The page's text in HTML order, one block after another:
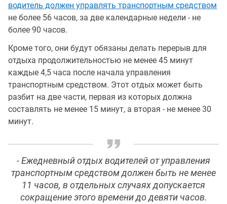
водитель должен управлять транспортным средством
не более 56 часов, за две календарные недели - не
более 90 часов.
Кроме того, они будут обязаны делать перерыв для
отдыха продолжительностью не менее 45 минут
каждые 4,5 часа после начала управления
транспортным средством. Этот отдых может быть
разбит на две части, первая из которых должна
составлять не менее 15 минут, а вторая - не менее 30
минут.
- Ежедневный отдых водителей от управления
транспортным средством должен быть не менее
11 часов, в отдельных случаях допускается
сокращение этого времени до девяти часов.